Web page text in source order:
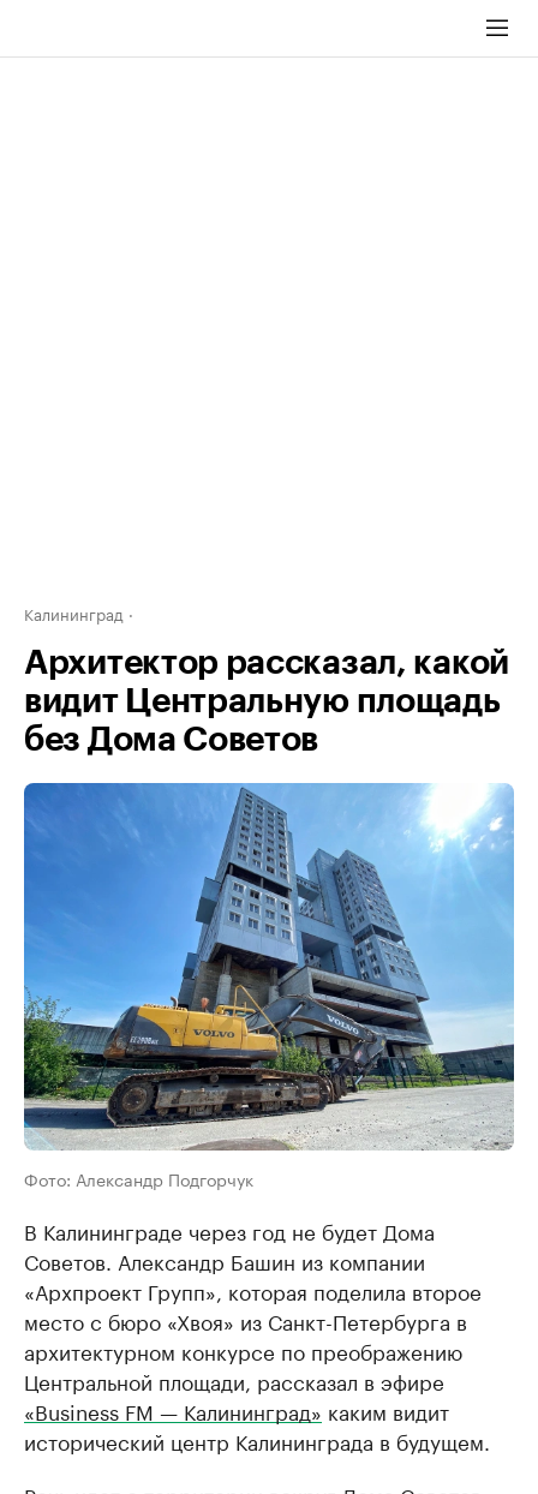
Калининград
Архитектор рассказал, какой
видит Центральную площадь
без Дома Советов
Фото: Александр Подгорчук
В Калининграде через год не будет Дома
Советов. Александр Башин из компании
«Архпроект Групп», которая поделила второе
место с бюро «Хвоя» из Санкт-Петербурга в
архитектурном конкурсе по преображению
Центральной площади, рассказал в эфире
«Business FM — Калининград» каким видит
исторический центр Калининграда в будущем.